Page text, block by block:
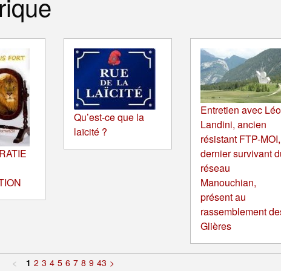
Qu’est-ce que la
laïcité ?
Entretien avec
Landini, ancien
résistant FTP-MOI,
dernier survivant
réseau
Manouchian,
présent au
rassemblement
Glières
< 1 2 3 4 5 6 7 8 9 43 >